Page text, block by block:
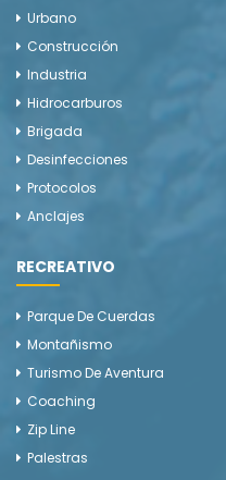
Urbano
Construcción
Industria
Hidrocarburos
Brigada
Desinfecciones
Protocolos
Anclajes
RECREATIVO
Parque De Cuerdas
Montañismo
Turismo De Aventura
Coaching
Zip Line
Palestras